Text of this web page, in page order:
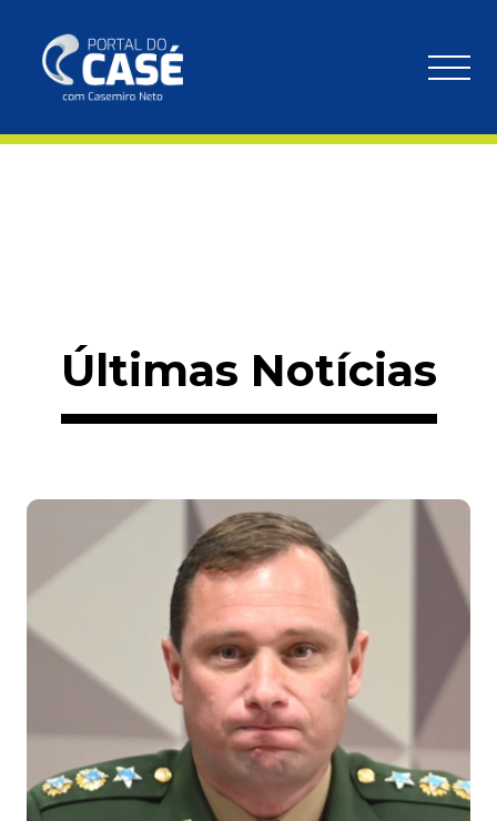
Últimas Notícias